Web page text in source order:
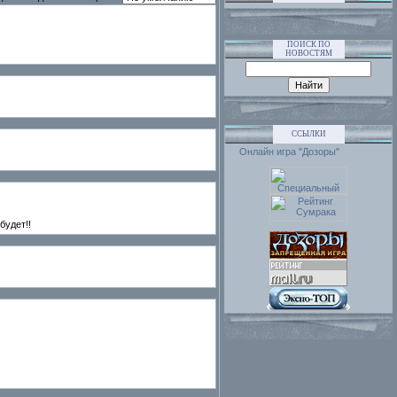
ПОИСК ПО
НОВОСТЯМ
ССЫЛКИ
Онлайн игра "Дозоры"